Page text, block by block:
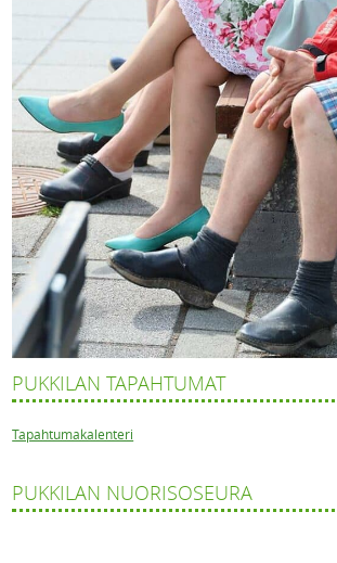
PUKKILAN TAPAHTUMAT
Tapahtumakalenteri
PUKKILAN NUORISOSEURA